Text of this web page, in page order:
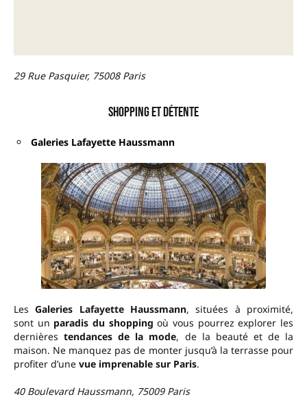
29 Rue Pasquier, 75008 Paris
Shopping et détente
Galeries Lafayette Haussmann
LesGaleries Lafayette Haussmann, situées à proximité,
sont un paradis du shopping où vous pourrez explorer les
dernières tendances de la mode, de la beauté et de la
maison. Ne manquez pas de monter jusqu’à la terrasse pour
profiter d’une vue imprenable sur Paris.
40 Boulevard Haussmann, 75009 Paris